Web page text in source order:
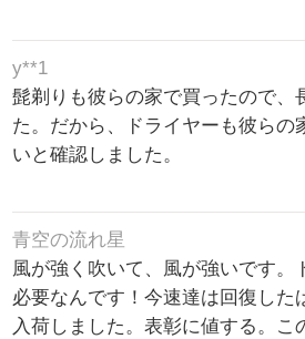
y**1
髭剃りも彼らの家で買ったので、
た。だから、ドライヤーも彼らの
いと確認しました。
青空の流れ星
風が強く吹いて、風が強いです。
必要なんです！今速達は回復した
入荷しました。表彰に値する。こ